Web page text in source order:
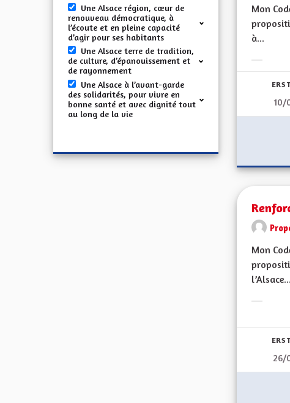
Une Alsace région, cœur de
renouveau démocratique, à
l’écoute et en pleine capacité
d’agir pour ses habitants
Une Alsace terre de tradition,
de culture, d’épanouissement et
de rayonnement
Une Alsace à l’avant-garde
des solidarités, pour vivre en
bonne santé et avec dignité tout
au long de la vie
Mon
à...
10/
Mon
l’Alsace...
26/